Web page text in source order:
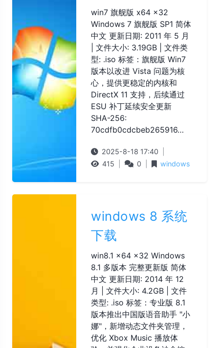
win7 旗舰版 x64 x32
Windows 7 旗舰版 SP1 简体
中文 更新日期: 2011 年 5 月
| 文件大小: 3.19GB | 文件类
型: .iso 标签：旗舰版 Win7
版本以改进 Vista 问题为核
心，提供更稳定的内核和
DirectX 11 支持，后续通过
ESU 补丁延续安全更新
SHA-256:
70cdfb0cdcbeb265916…
2025-8-18 17:40
415
0 windows
windows 8 系统
下载
win8.1 x64 x32 Windows
8.1 多版本 完整更新版 简体
中文 更新日期: 2014 年 12
月 | 文件大小: 4.2GB | 文件
类型: .iso 标签：专业版 8.1
版本推出中国版语音助手 "小
娜"，新增动态文件夹管理，
优化 Xbox Music 播放体